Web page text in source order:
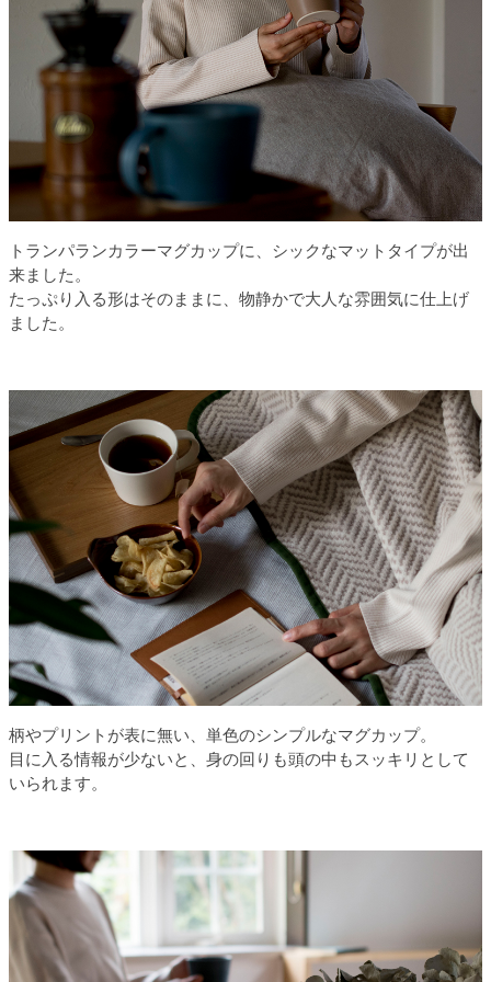
トランパランカラーマグカップに、シックなマットタイプが出
来ました。
たっぷり入る形はそのままに、物静かで大人な雰囲気に仕上げ
ました。
柄やプリントが表に無い、単色のシンプルなマグカップ。
目に入る情報が少ないと、身の回りも頭の中もスッキリとして
いられます。